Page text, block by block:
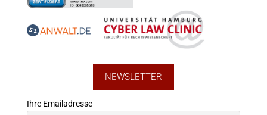
NEWSLETTER
Ihre Emailadresse